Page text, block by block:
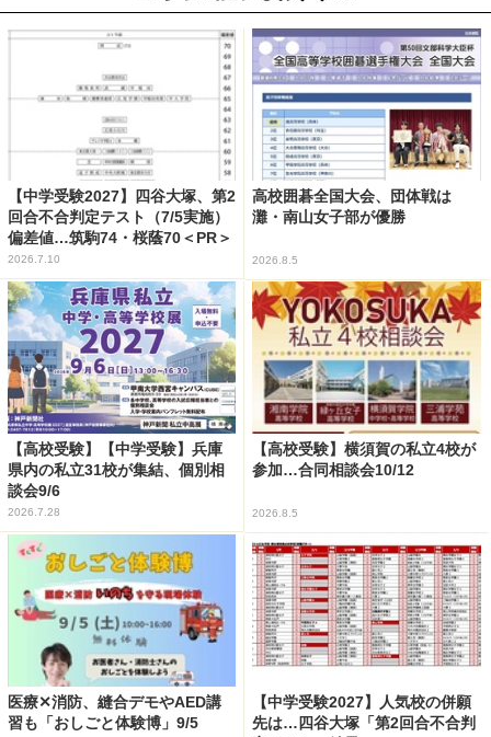
【中学受験2027】四谷大塚、第2
回合不合判定テスト（7/5実施）
偏差値…筑駒74・桜蔭70＜PR＞
2026.7.10
高校囲碁全国大会、団体戦は
灘・南山女子部が優勝
2026.8.5
【高校受験】【中学受験】兵庫
県内の私立31校が集結、個別相
談会9/6
2026.7.28
【高校受験】横須賀の私立4校が
参加…合同相談会10/12
2026.8.5
医療✕消防、縫合デモやAED講
習も「おしごと体験博」9/5
【中学受験2027】人気校の併願
先は…四谷大塚「第2回合不合判